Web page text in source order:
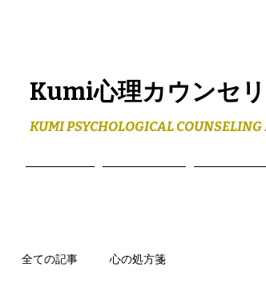
Kumi心理カウンセ
KUMI PSYCHOLOGICAL
全ての記事 心の処方箋